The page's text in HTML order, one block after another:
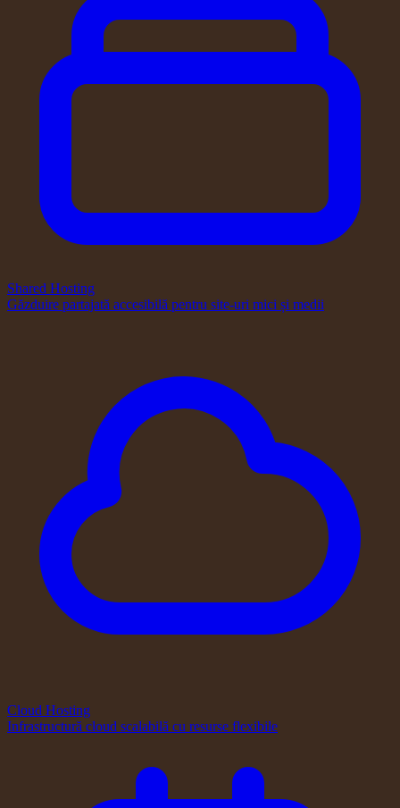
Shared Hosting
Găzduire partajată accesibilă pentru site-uri mici și medii
Cloud Hosting
Infrastructură cloud scalabilă cu resurse flexibile